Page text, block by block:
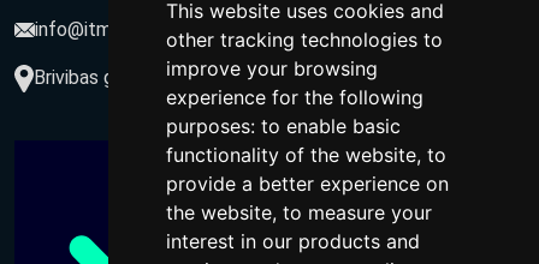
This website uses cookies and
other tracking technologies to
improve your browsing
experience for the following
purposes: to enable basic
functionality of the website, to
provide a better experience on
the website, to measure your
interest in our products and
info@itmarketing.lv
Brivibas gatve 234-77, LV-1039, Riga, Latvia